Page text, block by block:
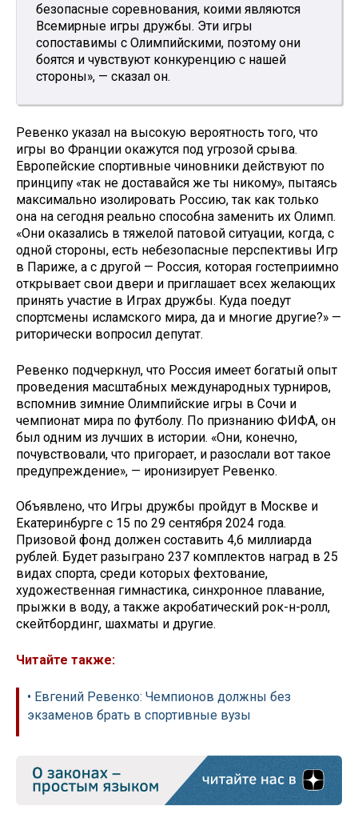
безопасные соревнования, коими являются
Всемирные игры дружбы. Эти игры
сопоставимы с Олимпийскими, поэтому они
боятся и чувствуют конкуренцию с нашей
стороны», — сказал он.
Ревенко указал на высокую вероятность того, что
игры во Франции окажутся под угрозой срыва.
Европейские спортивные чиновники действуют по
принципу «так не доставайся же ты никому», пытаясь
максимально изолировать Россию, так как только
она на сегодня реально способна заменить их Олимп.
«Они оказались в тяжелой патовой ситуации, когда, с
одной стороны, есть небезопасные перспективы Игр
в Париже, а с другой — Россия, которая гостеприимно
открывает свои двери и приглашает всех желающих
принять участие в Играх дружбы. Куда поедут
спортсмены исламского мира, да и многие другие?» —
риторически вопросил депутат.
Ревенко подчеркнул, что Россия имеет богатый опыт
проведения масштабных международных турниров,
вспомнив зимние Олимпийские игры в Сочи и
чемпионат мира по футболу. По признанию ФИФА, он
был одним из лучших в истории. «Они, конечно,
почувствовали, что пригорает, и разослали вот такое
предупреждение», — иронизирует Ревенко.
Объявлено, что Игры дружбы пройдут в Москве и
Екатеринбурге с 15 по 29 сентября 2024 года.
Призовой фонд должен составить 4,6 миллиарда
рублей. Будет разыграно 237 комплектов наград в 25
видах спорта, среди которых фехтование,
художественная гимнастика, синхронное плавание,
прыжки в воду, а также акробатический рок-н-ролл,
скейтбординг, шахматы и другие.
Читайте также:
• Евгений Ревенко: Чемпионов должны без
экзаменов брать в спортивные вузы